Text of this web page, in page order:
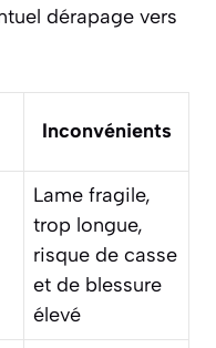
dérapage vers
Inconvénients
Lame fragile,
trop longue,
risque de casse
et de blessure
élevé